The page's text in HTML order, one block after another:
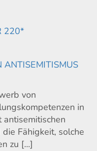
220*
ANTISEMITISMUS
von
in
Fähigkeit, solche
zu [...]